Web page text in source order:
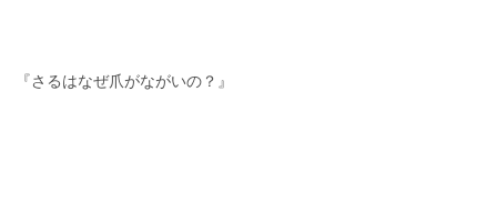
『さるはなぜ爪がながいの？』